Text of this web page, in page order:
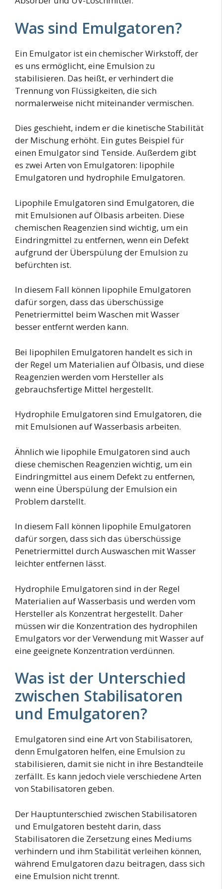
Was sind Emulgatoren?
Ein Emulgator ist ein chemischer Wirkstoff, der
es uns ermöglicht, eine Emulsion zu
stabilisieren. Das heißt, er verhindert die
Trennung von Flüssigkeiten, die sich
normalerweise nicht miteinander vermischen.
Dies geschieht, indem er die kinetische Stabilität
der Mischung erhöht. Ein gutes Beispiel für
einen Emulgator sind Tenside. Außerdem gibt
es zwei Arten von Emulgatoren: lipophile
Emulgatoren und hydrophile Emulgatoren.
Lipophile Emulgatoren sind Emulgatoren, die
mit Emulsionen auf Ölbasis arbeiten. Diese
chemischen Reagenzien sind wichtig, um ein
Eindringmittel zu entfernen, wenn ein Defekt
aufgrund der Überspülung der Emulsion zu
befürchten ist.
In diesem Fall können lipophile Emulgatoren
dafür sorgen, dass das überschüssige
Penetriermittel beim Waschen mit Wasser
besser entfernt werden kann.
Bei lipophilen Emulgatoren handelt es sich in
der Regel um Materialien auf Ölbasis, und diese
Reagenzien werden vom Hersteller als
gebrauchsfertige Mittel hergestellt.
Hydrophile Emulgatoren sind Emulgatoren, die
mit Emulsionen auf Wasserbasis arbeiten.
Ähnlich wie lipophile Emulgatoren sind auch
diese chemischen Reagenzien wichtig, um ein
Eindringmittel aus einem Defekt zu entfernen,
wenn eine Überspülung der Emulsion ein
Problem darstellt.
In diesem Fall können lipophile Emulgatoren
dafür sorgen, dass sich das überschüssige
Penetriermittel durch Auswaschen mit Wasser
leichter entfernen lässt.
Hydrophile Emulgatoren sind in der Regel
Materialien auf Wasserbasis und werden vom
Hersteller als Konzentrat hergestellt. Daher
müssen wir die Konzentration des hydrophilen
Emulgators vor der Verwendung mit Wasser auf
eine geeignete Konzentration verdünnen.
Was ist der Unterschied
zwischen Stabilisatoren
und Emulgatoren?
Emulgatoren sind eine Art von Stabilisatoren,
denn Emulgatoren helfen, eine Emulsion zu
stabilisieren, damit sie nicht in ihre Bestandteile
zerfällt. Es kann jedoch viele verschiedene Arten
von Stabilisatoren geben.
Der Hauptunterschied zwischen Stabilisatoren
und Emulgatoren besteht darin, dass
Stabilisatoren die Zersetzung eines Mediums
verhindern und ihm Stabilität verleihen können,
während Emulgatoren dazu beitragen, dass sich
eine Emulsion nicht trennt.